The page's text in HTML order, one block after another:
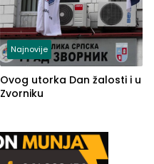
Najnovije
Ovog utorka Dan žalosti i u
Zvorniku